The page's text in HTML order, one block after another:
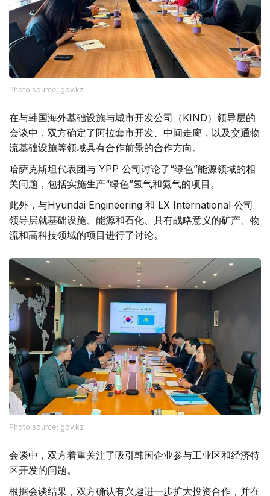
Photo source: gov.kz
在与韩国海外基础设施与城市开发公司（KIND）领导层的
会谈中，双方确定了阿拉套市开发、中间走廊，以及交通物
流基础设施等领域具有合作前景的合作方向。
哈萨克斯坦代表团与 YPP 公司讨论了“绿色”能源领域的相
关问题，包括实施生产“绿色”氢气和氨气的项目。
此外，与Hyundai Engineering 和 LX International 公司
领导层就基础设施、能源和石化、具有战略意义的矿产、物
流和高科技领域的项目进行了讨论。
Photo source: gov.kz
会谈中，双方着重关注了吸引韩国企业参与工业区和经济特
区开发的问题。
根据会谈结果，双方确认有兴趣进一步扩大投资合作，并在